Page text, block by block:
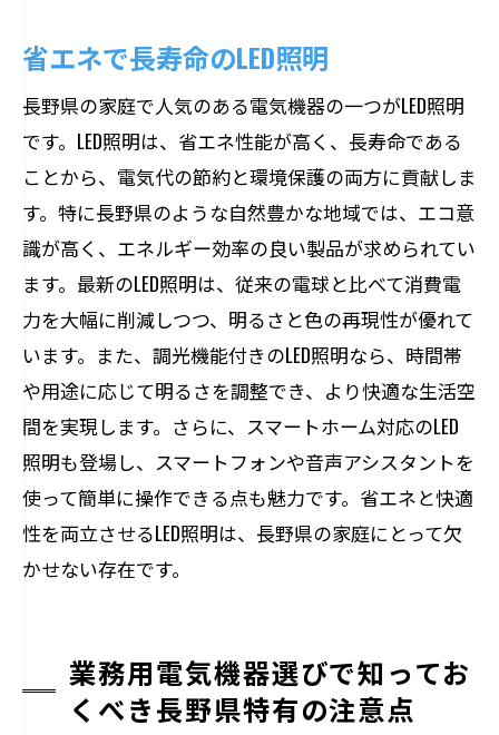
省エネで長寿命のLED照明
長野県の家庭で人気のある電気機器の一つがLED照明
です。LED照明は、省エネ性能が高く、長寿命である
ことから、電気代の節約と環境保護の両方に貢献しま
す。特に長野県のような自然豊かな地域では、エコ意
識が高く、エネルギー効率の良い製品が求められてい
ます。最新のLED照明は、従来の電球と比べて消費電
力を大幅に削減しつつ、明るさと色の再現性が優れて
います。また、調光機能付きのLED照明なら、時間帯
や用途に応じて明るさを調整でき、より快適な生活空
間を実現します。さらに、スマートホーム対応のLED
照明も登場し、スマートフォンや音声アシスタントを
使って簡単に操作できる点も魅力です。省エネと快適
性を両立させるLED照明は、長野県の家庭にとって欠
かせない存在です。
業務用電気機器選びで知ってお
くべき長野県特有の注意点